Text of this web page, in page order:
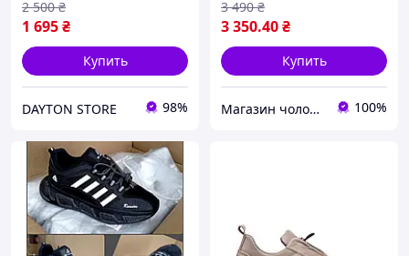
1 695₴
2 500 ₴
Купить
DAYTON STORE 98%
3 350.40₴
3 490 ₴
Купить
Магазин чоловічого взуття Bims.shoes 100%